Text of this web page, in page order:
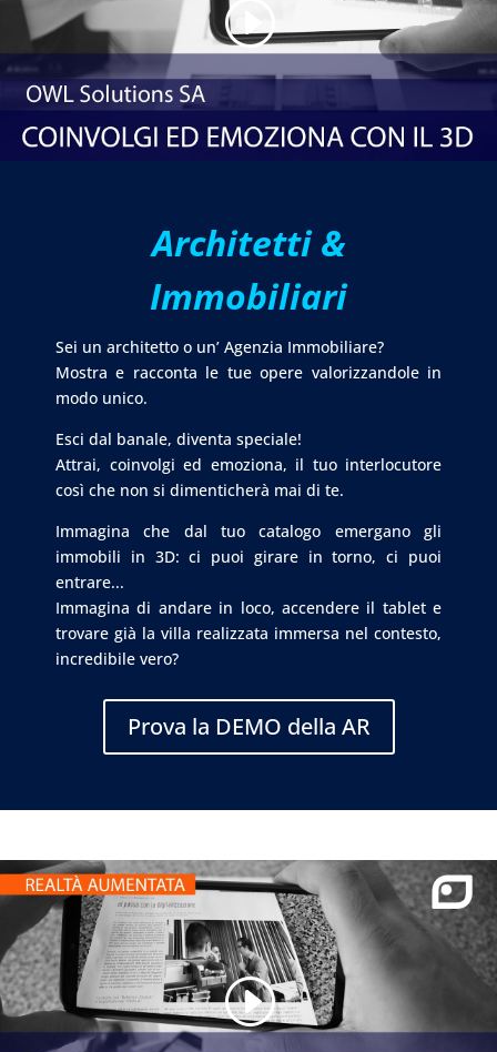
Architetti &
Immobiliari
Sei un architetto o un’ Agenzia Immobiliare?
Mostra e racconta le tue opere valorizzandole in
modo unico.
Esci dal banale, diventa speciale!
Attrai, coinvolgi ed emoziona, il tuo interlocutore
così che non si dimenticherà mai di te.
Immagina che dal tuo catalogo emergano gli
immobili in 3D: ci puoi girare in torno, ci puoi
entrare...
Immagina di andare in loco, accendere il tablet e
trovare già la villa realizzata immersa nel contesto,
incredibile vero?
Prova la DEMO della AR